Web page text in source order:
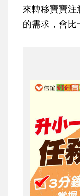
來轉移寶寶
的需求，會比